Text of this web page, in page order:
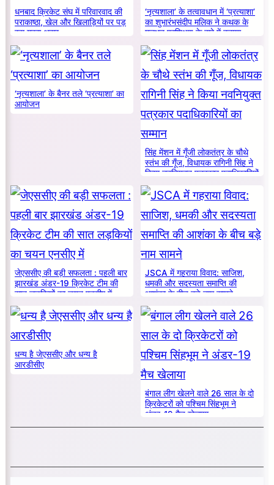
धनबाद क्रिकेट संघ में परिवारवाद की
पराकाष्ठा, खेल और खिलाड़ियों पर पड़
रहा गहरा असर
‘नृत्यशाला’ के तत्वावधान में ‘प्रत्याशा’
का शुभारंभसंदीप मलिक ने कथक के
मूलभूत प्रशिक्षण के बारे में बताया
‘नृत्यशाला’ के बैनर तले ‘प्रत्याशा’ का
आयोजन
सिंह मेंशन में गूँजी लोकतंत्र के चौथे
स्तंभ की गूँज, विधायक रागिनी सिंह ने
किया नवनियुक्त पत्रकार पदाधिकारियों
का सम्मान
जेएससीए की बड़ी सफलता : पहली बार
झारखंड अंडर-19 क्रिकेट टीम की
सात लड़कियों का चयन एनसीए में
JSCA में गहराया विवाद: साजिश,
धमकी और सदस्यता समाप्ति की
आशंका के बीच बड़े नाम सामने
धन्य है जेएससीए और धन्य है
आरडीसीए
बंगाल लीग खेलने वाले 26 साल के दो
क्रिकेटरों को पश्चिम सिंहभूम ने
अंडर-19 मैच खेलाया